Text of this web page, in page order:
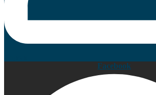
Facebook